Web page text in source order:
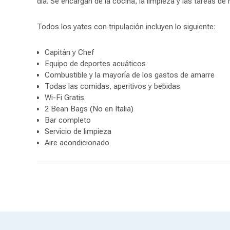
Todos los yates con tripulación incluyen lo siguiente:
Capitán y Chef
Equipo de deportes acuáticos
Combustible y la mayoría de los gastos de amarre
Todas las comidas, aperitivos y bebidas
Wi-Fi Gratis
2 Bean Bags (No en Italia)
Bar completo
Servicio de limpieza
Aire acondicionado
Embárquese en su aventura de alquiler con tripulación